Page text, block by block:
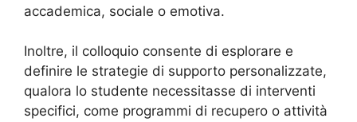
accademica, sociale o emotiva.
Inoltre, il colloquio consente di esplorare e
definire le strategie di supporto personalizzate,
qualora lo studente necessitasse di interventi
specifici, come programmi di recupero o attività